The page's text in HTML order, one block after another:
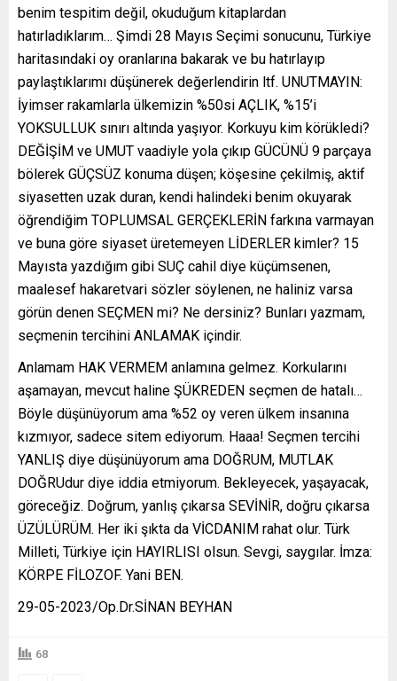
benim tespitim değil, okuduğum kitaplardan
hatırladıklarım… Şimdi 28 Mayıs Seçimi sonucunu, Türkiye
haritasındaki oy oranlarına bakarak ve bu hatırlayıp
paylaştıklarımı düşünerek değerlendirin ltf. UNUTMAYIN:
İyimser rakamlarla ülkemizin %50si AÇLIK, %15’i
YOKSULLUK sınırı altında yaşıyor. Korkuyu kim körükledi?
DEĞİŞİM ve UMUT vaadiyle yola çıkıp GÜCÜNÜ 9 parçaya
bölerek GÜÇSÜZ konuma düşen; köşesine çekilmiş, aktif
siyasetten uzak duran, kendi halindeki benim okuyarak
öğrendiğim TOPLUMSAL GERÇEKLERİN farkına varmayan
ve buna göre siyaset üretemeyen LİDERLER kimler? 15
Mayısta yazdığım gibi SUÇ cahil diye küçümsenen,
maalesef hakaretvari sözler söylenen, ne haliniz varsa
görün denen SEÇMEN mi? Ne dersiniz? Bunları yazmam,
seçmenin tercihini ANLAMAK içindir.
Anlamam HAK VERMEM anlamına gelmez. Korkularını
aşamayan, mevcut haline ŞÜKREDEN seçmen de hatalı…
Böyle düşünüyorum ama %52 oy veren ülkem insanına
kızmıyor, sadece sitem ediyorum. Haaa! Seçmen tercihi
YANLIŞ diye düşünüyorum ama DOĞRUM, MUTLAK
DOĞRUdur diye iddia etmiyorum. Bekleyecek, yaşayacak,
göreceğiz. Doğrum, yanlış çıkarsa SEVİNİR, doğru çıkarsa
ÜZÜLÜRÜM. Her iki şıkta da VİCDANIM rahat olur. Türk
Milleti, Türkiye için HAYIRLISI olsun. Sevgi, saygılar. İmza:
KÖRPE FİLOZOF. Yani BEN.
29-05-2023/Op.Dr.SİNAN BEYHAN
68